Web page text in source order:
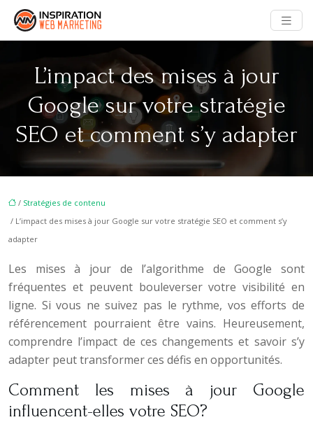
L’impact des mises à jour
Google sur votre stratégie
SEO et comment s’y adapter
/ Stratégies de contenu
/ L’impact des mises à jour Google sur votre stratégie SEO et comment s’y
adapter
Les mises à jour de l’algorithme de Google sont
fréquentes et peuvent bouleverser votre visibilité en
ligne. Si vous ne suivez pas le rythme, vos efforts de
référencement pourraient être vains. Heureusement,
comprendre l’impact de ces changements et savoir s’y
adapter peut transformer ces défis en opportunités.
Comment les mises à jour Google
influencent-elles votre SEO?